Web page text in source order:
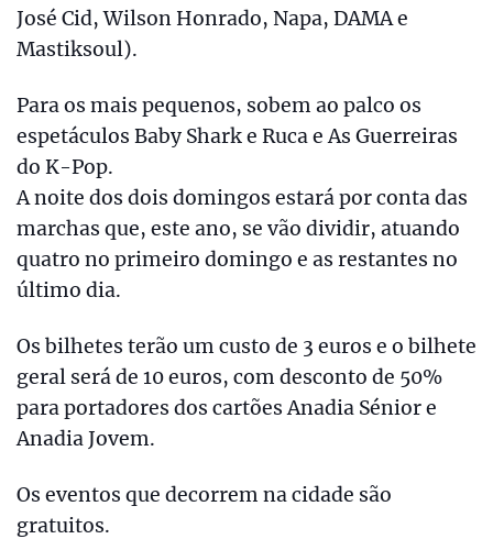
José Cid, Wilson Honrado, Napa, DAMA e
Mastiksoul).
Para os mais pequenos, sobem ao palco os
espetáculos Baby Shark e Ruca e As Guerreiras
do K-Pop.
A noite dos dois domingos estará por conta das
marchas que, este ano, se vão dividir, atuando
quatro no primeiro domingo e as restantes no
último dia.
Os bilhetes terão um custo de 3 euros e o bilhete
geral será de 10 euros, com desconto de 50%
para portadores dos cartões Anadia Sénior e
Anadia Jovem.
Os eventos que decorrem na cidade são
gratuitos.